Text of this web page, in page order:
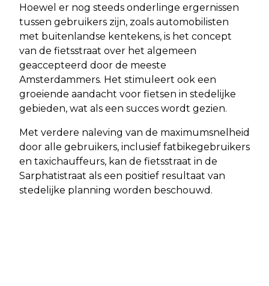
Hoewel er nog steeds onderlinge ergernissen
tussen gebruikers zijn, zoals automobilisten
met buitenlandse kentekens, is het concept
van de fietsstraat over het algemeen
geaccepteerd door de meeste
Amsterdammers. Het stimuleert ook een
groeiende aandacht voor fietsen in stedelijke
gebieden, wat als een succes wordt gezien.
Met verdere naleving van de maximumsnelheid
door alle gebruikers, inclusief fatbikegebruikers
en taxichauffeurs, kan de fietsstraat in de
Sarphatistraat als een positief resultaat van
stedelijke planning worden beschouwd.